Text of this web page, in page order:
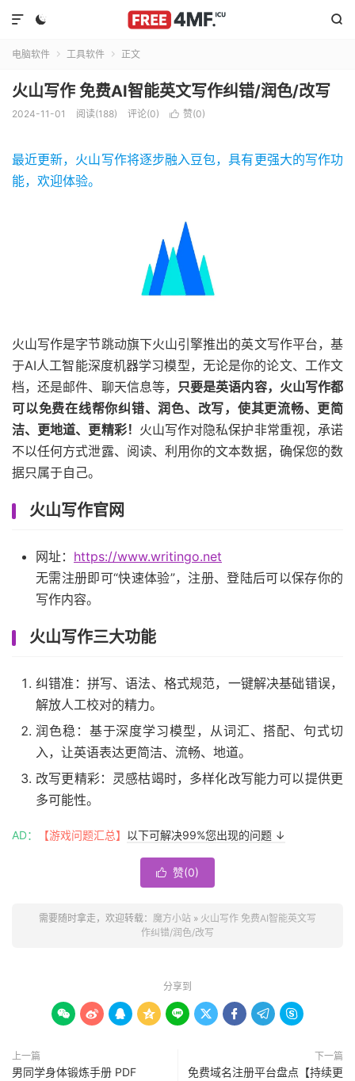
 

电脑软件  工具软件  正文
火山写作 免费AI智能英文写作纠错/润色/改写
2024-11-01 阅读(188) 评论(0)  赞(0)
最近更新，火山写作将逐步融入豆包，具有更强大的写作功
能，欢迎体验。
火山写作是字节跳动旗下火山引擎推出的英文写作平台，基
于AI人工智能深度机器学习模型，无论是你的论文、工作文
档，还是邮件、聊天信息等， 只要是英语内容，火山写作都
可以免费在线帮你纠错、润色、改写，使其更流畅、更简
洁、更地道、更精彩！ 火山写作对隐私保护非常重视，承诺
不以任何方式泄露、阅读、利用你的文本数据，确保您的数
据只属于自己。
火山写作官网
网址： https://www.writingo.net
无需注册即可“快速体验”，注册、登陆后可以保存你的
写作内容。
火山写作三大功能
纠错准：拼写、语法、格式规范，一键解决基础错误，
解放人工校对的精力。
润色稳：基于深度学习模型，从词汇、搭配、句式切
入，让英语表达更简洁、流畅、地道。
改写更精彩：灵感枯竭时，多样化改写能力可以提供更
多可能性。
AD： 【游戏问题汇总】 以下可解决99%您出现的问题 ↓
 赞(0)
需要随时拿走，欢迎转载： 魔方小站 » 火山写作 免费AI智能英文写
作纠错/润色/改写
分享到
        
上一篇
男同学身体锻炼手册 PDF
下一篇
免费域名注册平台盘点【持续更